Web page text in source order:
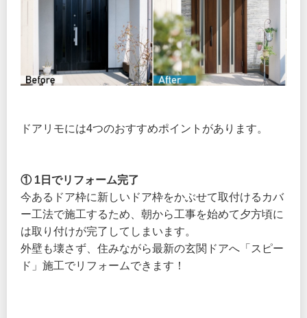
ドアリモには4つのおすすめポイントがあります。
① 1日でリフォーム完了
今あるドア枠に新しいドア枠をかぶせて取付けるカバ
ー工法で施工するため、朝から工事を始めて夕方頃に
は取り付けが完了してしまいます。
外壁も壊さず、住みながら最新の玄関ドアへ「スピー
ド」施工でリフォームできます！